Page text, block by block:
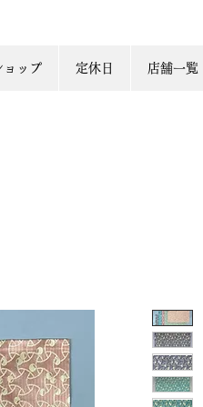
ョップ 定休日 店舗一覧